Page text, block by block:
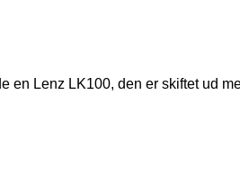
Lenz LK100, den er skiftet ud